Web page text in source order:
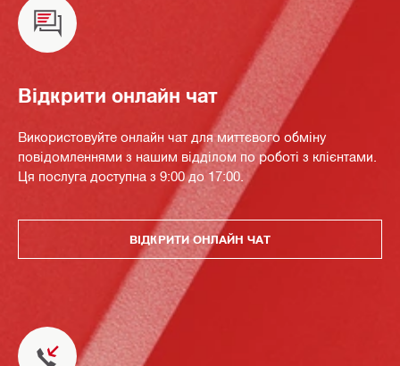
Відкрити онлайн чат
Використовуйте онлайн чат для миттєвого обміну
повідомленнями з нашим відділом по роботі з клієнтами.
Ця послуга доступна з 9:00 до 17:00.
ВІДКРИТИ ОНЛАЙН ЧАТ